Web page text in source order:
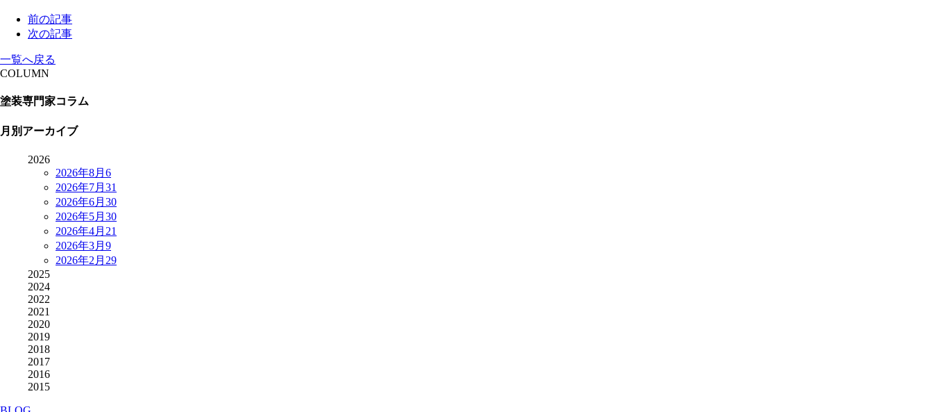
前の記事
次の記事
一覧へ戻る
COLUMN
塗装専門家コラム
月別アーカイブ
2026
2026年8月 6
2026年7月 31
2026年6月 30
2026年5月 30
2026年4月 21
2026年3月 9
2026年2月 29
2025
2024
2022
2021
2020
2019
2018
2017
2016
2015